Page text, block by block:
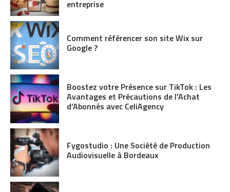
entreprise
Comment référencer son site Wix sur
Google ?
Boostez votre Présence sur TikTok : Les
Avantages et Précautions de l’Achat
d’Abonnés avec CeliAgency
Fygostudio : Une Société de Production
Audiovisuelle à Bordeaux